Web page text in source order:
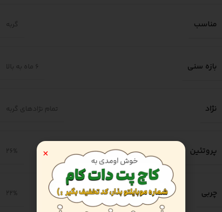
مناسب گربه
بازه سنی 6 ماه به بالا
نژاد تمام نژادهای گربه
پروتئین 26%
چربی 22%